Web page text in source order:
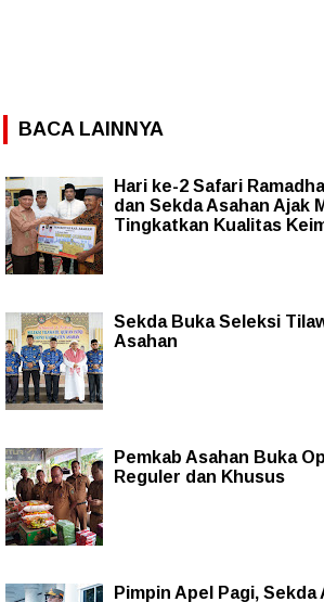
BACA LAINNYA
Hari ke-2 Safari
dan Sekda Asahan Ajak
Tingkatkan Kualitas
Sekda Buka Seleksi
Asahan
Pemkab Asahan Buka
Reguler dan Khusus
Pimpin Apel Pagi, Sekda